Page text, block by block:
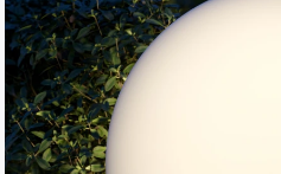
Bildgalerie
springen